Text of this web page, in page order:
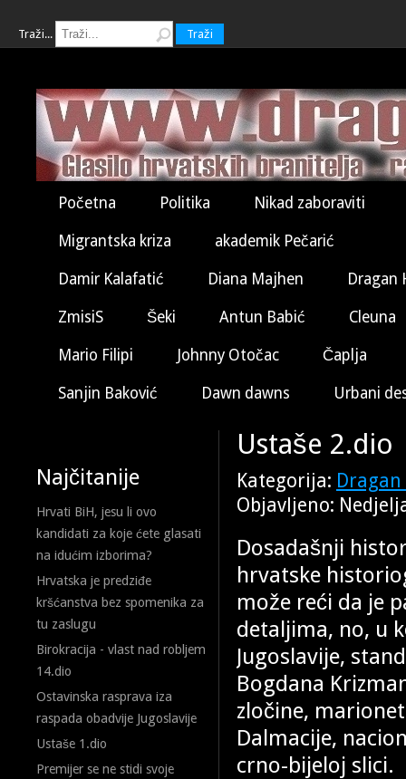
Traži... Traži
Početna Politika Nikad zaboraviti
Migrantska kriza akademik Pečarić
Damir Kalafatić Diana Majhen Dragan
ZmisiS Šeki Antun Babić Cleuna
Mario Filipi Johnny Otočac Čaplja
Sanjin Baković Dawn dawns Urbani
Najčitanije
Hrvati BiH, jesu li ovo
kandidati za koje ćete glasati
na idućim izborima?
Hrvatska je predziđe
kršćanstva bez spomenika za
tu zaslugu
Birokracija - vlast nad robljem
14.dio
Ostavinska rasprava iza
raspada obadvije Jugoslavije
Ustaše 1.dio
Premijer se ne stidi svoje
Ustaše 2.dio
Kategorija:
Objavljeno:
Dosadašnji
hrvatske
može reći da je
detaljima, no, u
Jugoslavije,
Bogdana
zločine,
Dalmacije,
crno-bijeloj slici.